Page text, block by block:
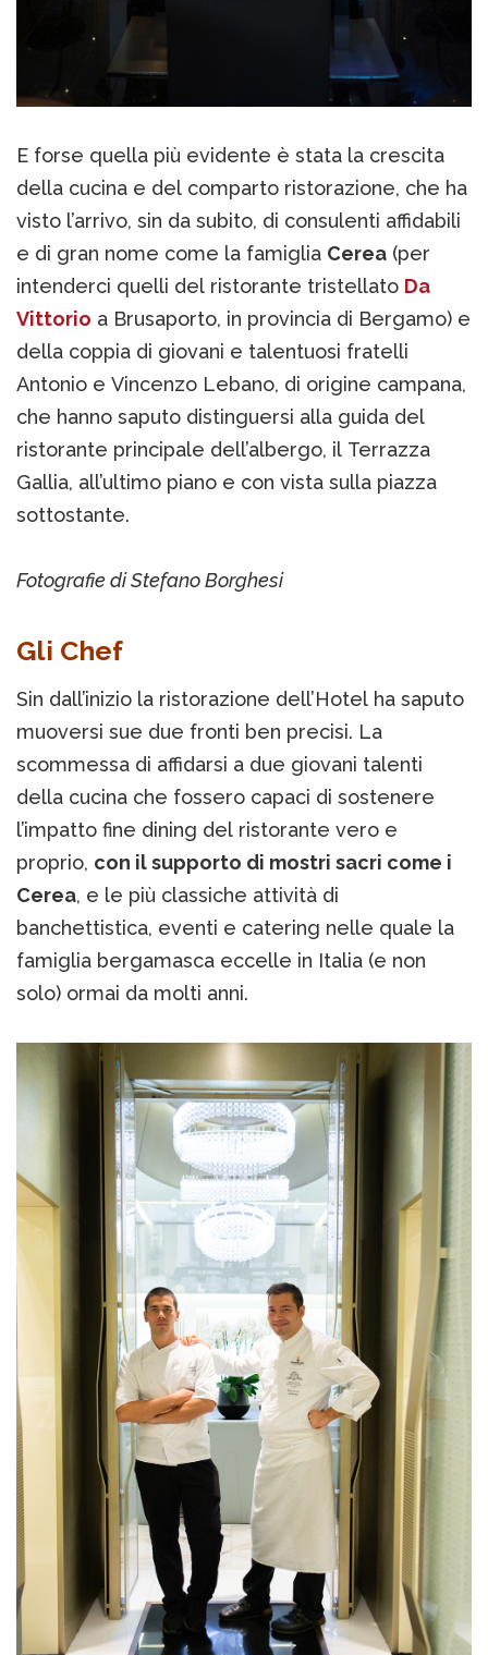
E forse quella più evidente è stata la crescita
della cucina e del comparto ristorazione, che ha
visto l’arrivo, sin da subito, di consulenti affidabili
e di gran nome come la famiglia Cerea (per
intenderci quelli del ristorante tristellato Da
Vittorio a Brusaporto, in provincia di Bergamo) e
della coppia di giovani e talentuosi fratelli
Antonio e Vincenzo Lebano, di origine campana,
che hanno saputo distinguersi alla guida del
ristorante principale dell’albergo, il Terrazza
Gallia, all’ultimo piano e con vista sulla piazza
sottostante.
Fotografie di Stefano Borghesi
Gli Chef
Sin dall’inizio la ristorazione dell’Hotel ha saputo
muoversi sue due fronti ben precisi. La
scommessa di affidarsi a due giovani talenti
della cucina che fossero capaci di sostenere
l’impatto fine dining del ristorante vero e
proprio, con il supporto di mostri sacri come i
Cerea, e le più classiche attività di
banchettistica, eventi e catering nelle quale la
famiglia bergamasca eccelle in Italia (e non
solo) ormai da molti anni.